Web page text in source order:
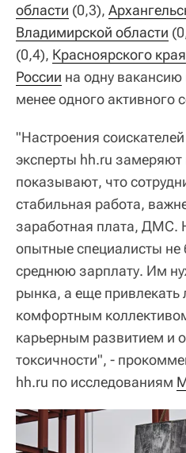
области (0,3),
Владимирской области
(0,4), Красноярского края
России на одну вакансию
менее одного активного
"Настроения
эксперты hh.ru
показывают, что
стабильная работа,
заработная плата, ДМС.
опытные специалисты не
среднюю зарплату. Им
рынка, а еще
комфортным
карьерным развитием и
токсичности", -
hh.ru по исследованиям